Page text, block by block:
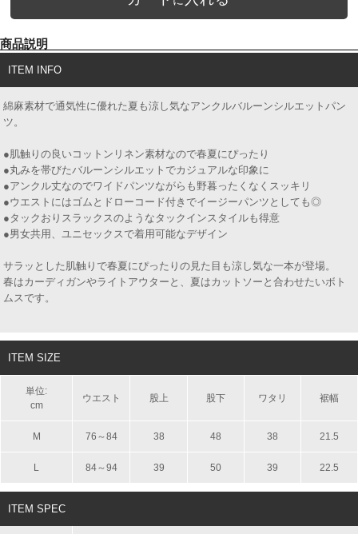
商品説明
ITEM INFO
綿麻素材で通気性に優れた夏も涼し気なアンクルバルーンシルエットパン
ツ。
●肌触りの良いコットンリネン素材なので春夏にぴったり
●丸みを帯びたバルーンシルエットでカジュアルな印象に
●アンクル丈なのでワイドパンツながらも野暮ったくなくスッキリ
●ウエストにはゴムとドローコード付きでイージーパンツとしても◎
●タックおりスラックスのようなタックインスタイルも得意
●男女共用、ユニセックスで着用可能なデザイン
サラッとした肌触りで春夏にぴったりの見た目も涼し気な一本が登場。
春はカーディガンやライトアウターと、夏はカットソーと合わせたいボト
ムスです。
ITEM SIZE
単位:
cm
ウエスト 股上 股下 ワタリ 裾幅
M 76～84 38 48 38 21.5
L 84～94 39 50 39 22.5
ITEM SPEC